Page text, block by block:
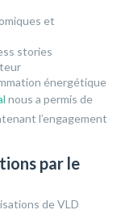
et
stories
énergétique
nous a permis de
l’engagement
par le
de VLD